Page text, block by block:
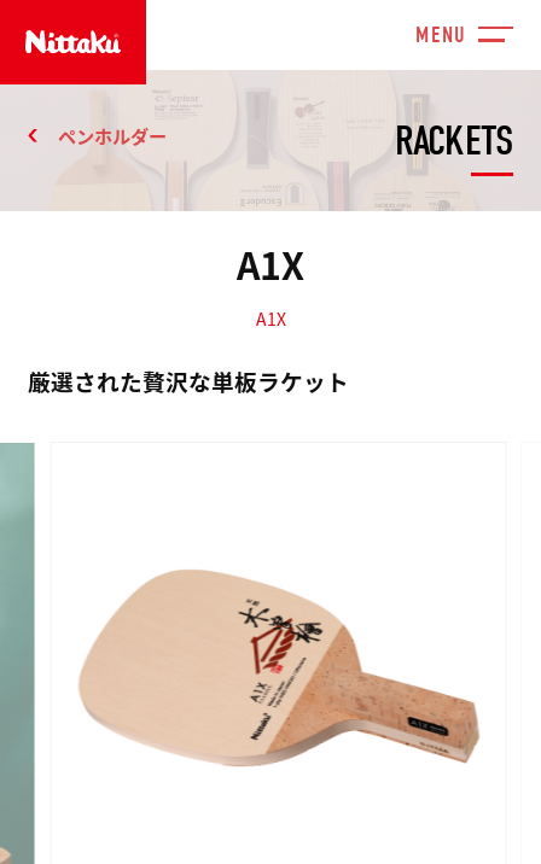
RACKETS
ペンホルダー
A1X
A1X
厳選された贅沢な単板ラケット